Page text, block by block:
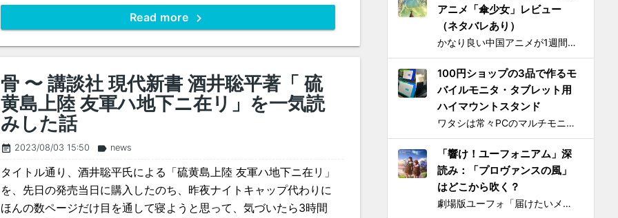
Read more
骨 〜 講談社 現代新書 酒井聡平著「 硫
黄島上陸 友軍ハ地下ニ在リ」を一気読
みした話
event_note 2023/08/03 15:50 label news
タイトル通り、酒井聡平氏による「硫黄島上陸 友軍ハ地下ニ在リ」
を、先日の発売当日に購入したのち、昨夜ナイトキャップ代わりに
ほんの数ページだけ目を通して寝ようと思って、気づいたら3時間
アニメ「傘少女」レビュー
（ネタバレあり）
かなり良い中国アニメが1週間限定で上映されるとSNS上で見かけ、それがたまたま通勤圏内の映画館だったし、なにより「 羅小黒戦記 」で食らった衝撃を忘れることはできないので、 映画『傘少女 ー精霊たちの物語ー』 を見てきた。 いかにも中国アニメと思わせるプロローグからタイトルが...
100円ショップの3品で作るモ
バイルモニタ・タブレット用
ハイマウントスタンド
ワタシは常々PCのマルチモニタは横に並べるのではなく縦に積み重ねろと主張してきたわけですが 📺📺 ← こうじゃなくて 📺 ← 📺 ← こう！ ノートPCの画面上部にモバイルモニター・タブレットをこのように配置するスタンドを探しても一長一短なので、100円ショ...
「響け！ユーフォニアム」深
読み：「プロヴァンスの風」
はどこから吹く？
劇場版ユーフォ「届けたいメロディ」 の上映が落ち着いてきたので、そろそろ久美子が高校1年生時代の話をするのもおしまいにする頃合いと見て小ネタを投下。 原作小説とは違ってアニメ版では、課題曲：「プロヴァンスの風」、自由曲「三日月の舞」となっているのは皆さんご存知の通り。「...